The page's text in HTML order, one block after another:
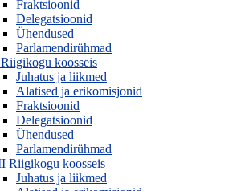
Fraktsioonid
Delegatsioonid
Ühendused
Parlamendirühmad
koosseis
Juhatus ja liikmed
Alatised ja erikomisjonid
Fraktsioonid
Delegatsioonid
Ühendused
Parlamendirühmad
Riigikogu koosseis
Juhatus ja liikmed